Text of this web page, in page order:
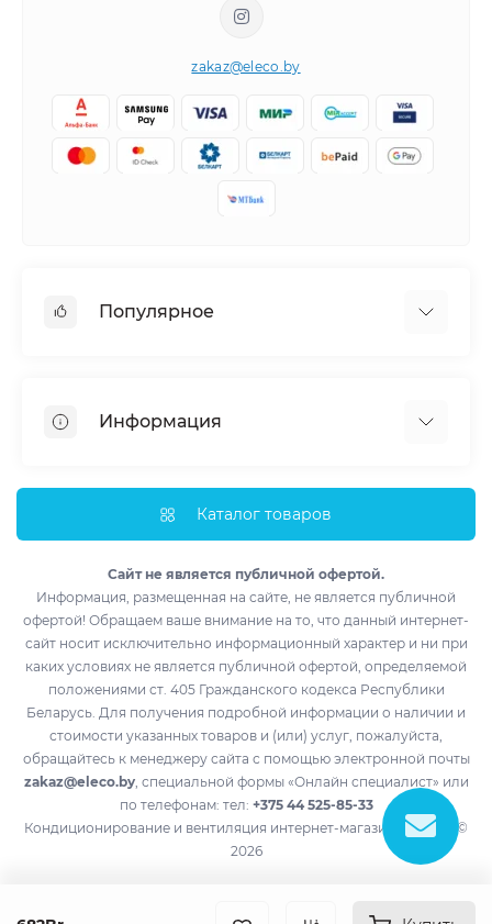
zakaz@eleco.by
Популярное
Тепловые насосы
Полупромышленные кондиционеры
Обогреватели
Информация
Импортеры
Контакты
Возврат товара
Производители
Акции
Каталог товаров
Сайт не является публичной офертой.
Информация, размещенная на сайте, не является публичной
офертой! Обращаем ваше внимание на то, что данный интернет-
сайт носит исключительно информационный характер и ни при
каких условиях не является публичной офертой, определяемой
положениями ст. 405 Гражданского кодекса Республики
Беларусь. Для получения подробной информации о наличии и
стоимости указанных товаров и (или) услуг, пожалуйста,
обращайтесь к менеджеру сайта с помощью электронной почты
zakaz@eleco.by, специальной формы «Онлайн специалист» или
по телефонам: тел: +375 44 525-85-33
Кондиционирование и вентиляция интернет-магазин eleco.by ©
2026